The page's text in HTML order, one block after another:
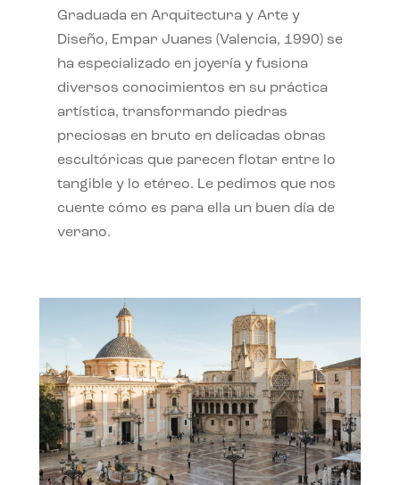
Graduada en Arquitectura y Arte y
Diseño, Empar Juanes (Valencia, 1990) se
ha especializado en joyería y fusiona
diversos conocimientos en su práctica
artística, transformando piedras
preciosas en bruto en delicadas obras
escultóricas que parecen flotar entre lo
tangible y lo etéreo. Le pedimos que nos
cuente cómo es para ella un buen día de
verano.